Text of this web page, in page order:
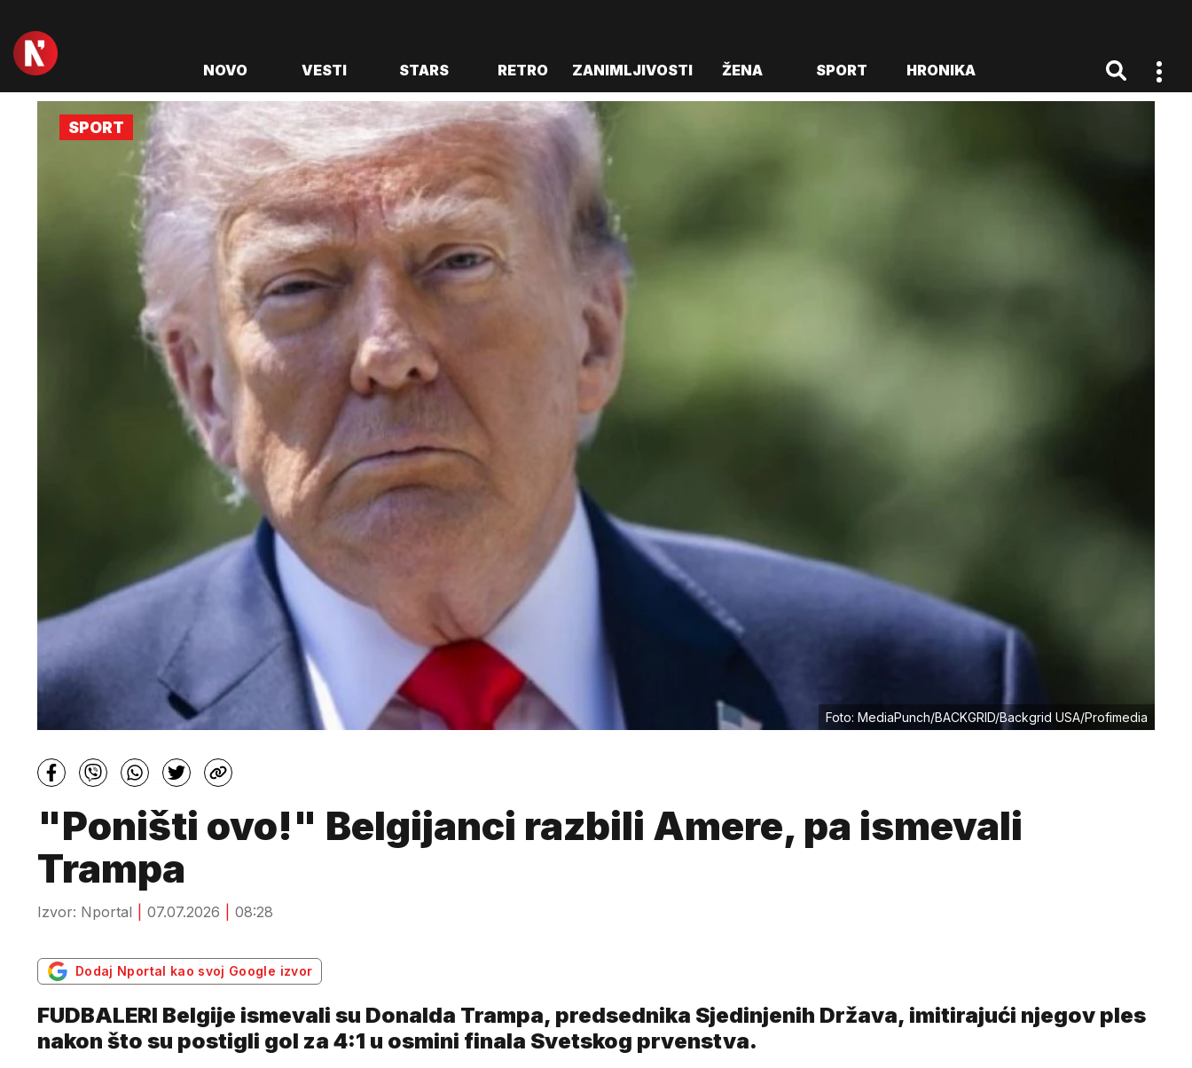
NOVO VESTI STARS RETRO ZANIMLJIVOSTI ŽENA SPORT HRONIKA
Foto: MediaPunch/BACKGRID/Backgrid USA/Profimedia
SPORT
"Poništi ovo!" Belgijanci razbili Amere, pa ismevali
Trampa
Izvor: Nportal 07.07.2026 08:28
Dodaj Nportal kao svoj Google izvor
FUDBALERI Belgije ismevali su Donalda Trampa, predsednika Sjedinjenih Država, imitirajući njegov ples
nakon što su postigli gol za 4:1 u osmini finala Svetskog prvenstva.